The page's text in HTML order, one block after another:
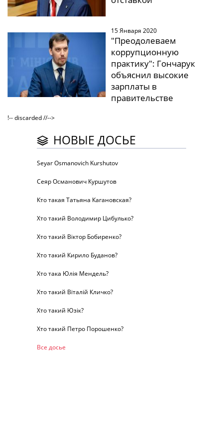
15 Января 2020
"Преодолеваем
коррупционную
практику": Гончарук
объяснил высокие
зарплаты в
правительстве
!-- discarded //-->
НОВЫЕ ДОСЬЕ
Seyar Osmanovich Kurshutov
Сеяр Османович Куршутов
Кто такая Татьяна Кагановская?
Хто такий Володимир Цибулько?
Хто такий Віктор Бобиренко?
Хто такий Кирило Буданов?
Хто така Юлія Мендель?
Хто такий Віталій Кличко?
Хто такий Юзік?
Хто такий Петро Порошенко?
Все досье